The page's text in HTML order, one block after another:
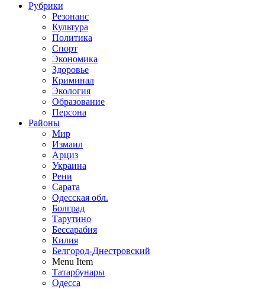
Рубрики
Резонанс
Культура
Политика
Спорт
Экономика
Здоровье
Криминал
Экология
Образование
Персона
Районы
Мир
Измаил
Арциз
Украина
Рени
Сарата
Одесская обл.
Болград
Тарутино
Бессарабия
Килия
Белгород-Днестровский
Menu Item
Татарбунары
Одесса